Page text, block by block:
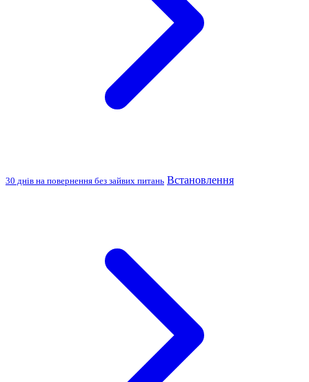
30 днів на повернення без зайвих питань Встановлення